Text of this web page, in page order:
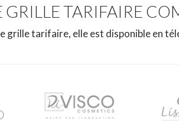
TARIFAIRE
grille tarifaire, elle est disponible en